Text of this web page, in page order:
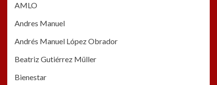
AMLO
Andres Manuel
Andrés Manuel López Obrador
Beatriz Gutiérrez Müller
Bienestar